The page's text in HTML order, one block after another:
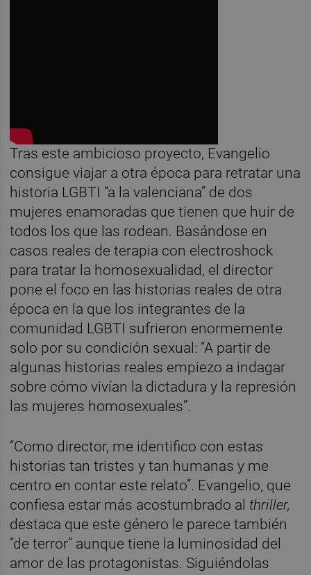
Tras este ambicioso proyecto, Evangelio
consigue viajar a otra época para retratar una
historia LGBTI “a la valenciana” de dos
mujeres enamoradas que tienen que huir de
todos los que las rodean. Basándose en
casos reales de terapia con electroshock
para tratar la homosexualidad, el director
pone el foco en las historias reales de otra
época en la que los integrantes de la
comunidad LGBTI sufrieron enormemente
solo por su condición sexual: “A partir de
algunas historias reales empiezo a indagar
sobre cómo vivían la dictadura y la represión
las mujeres homosexuales”.
“Como director, me identifico con estas
historias tan tristes y tan humanas y me
centro en contar este relato”. Evangelio, que
confiesa estar más acostumbrado al thriller,
destaca que este género le parece también
“de terror” aunque tiene la luminosidad del
amor de las protagonistas. Siguiéndolas